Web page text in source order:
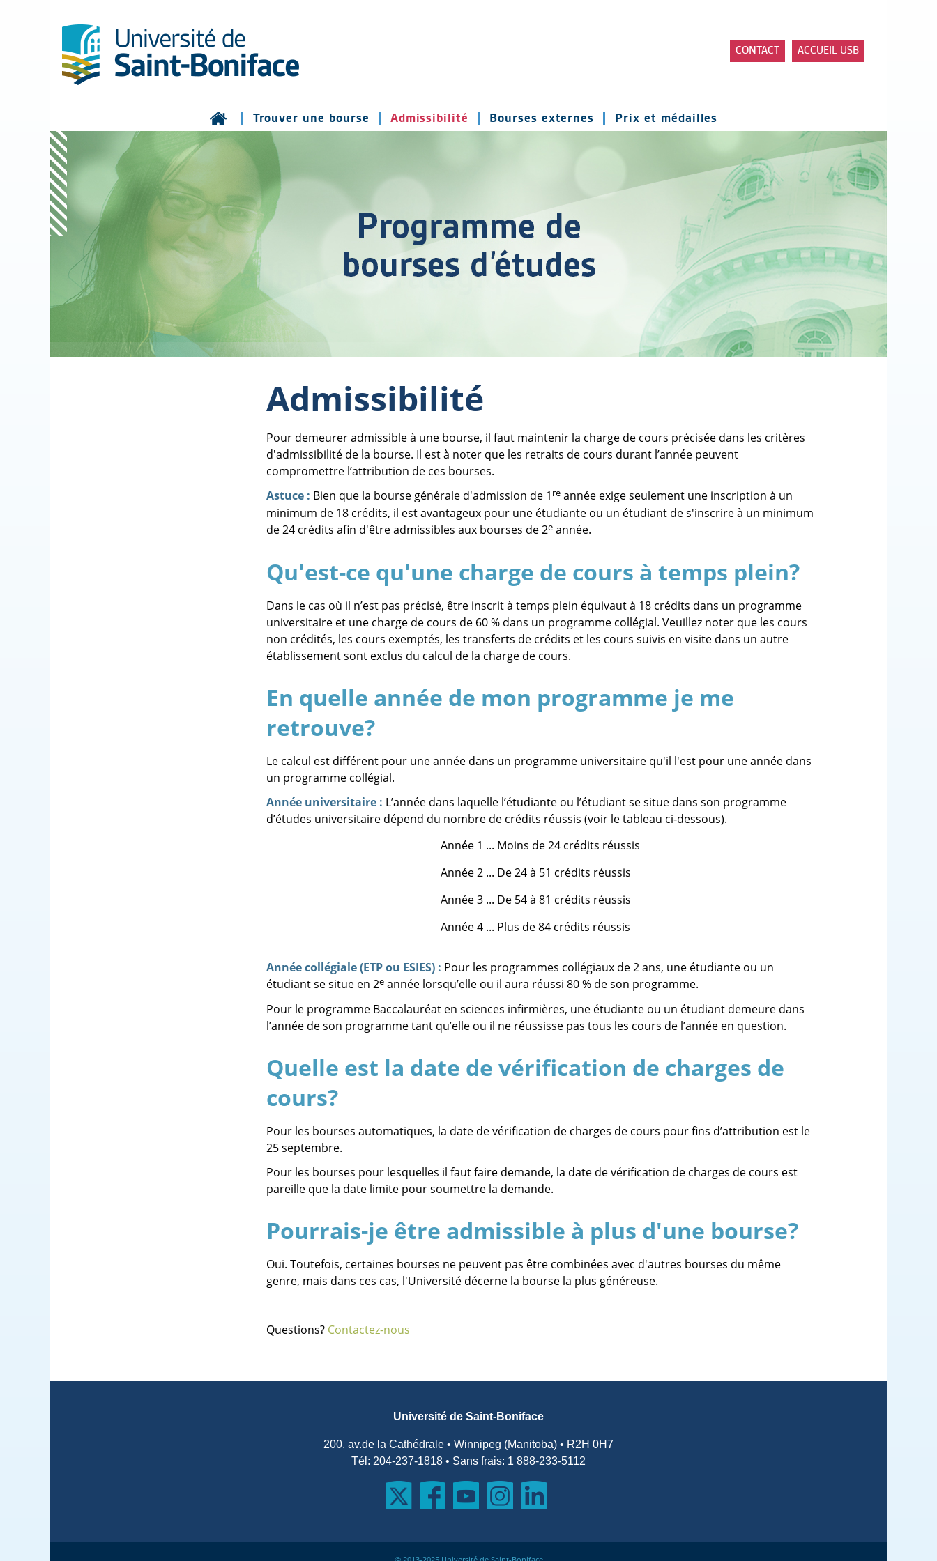
CONTACT ACCUEIL USB
Trouver une bourse Admissibilité Bourses externes Prix et médailles
Admissibilité
Pour demeurer admissible à une bourse, il faut maintenir la charge de cours précisée dans les critères
d'admissibilité de la bourse. Il est à noter que les retraits de cours durant l’année peuvent
compromettre l’attribution de ces bourses.
Astuce : Bien que la bourse générale d'admission de 1 re année exige seulement une inscription à un
minimum de 18 crédits, il est avantageux pour une étudiante ou un étudiant de s'inscrire à un minimum
de 24 crédits afin d'être admissibles aux bourses de 2e année.
Qu'est-ce qu'une charge de cours à temps plein?
Dans le cas où il n’est pas précisé, être inscrit à temps plein équivaut à 18 crédits dans un programme
universitaire et une charge de cours de 60 % dans un programme collégial. Veuillez noter que les cours
non crédités, les cours exemptés, les transferts de crédits et les cours suivis en visite dans un autre
établissement sont exclus du calcul de la charge de cours.
En quelle année de mon programme je me
retrouve?
Le calcul est différent pour une année dans un programme universitaire qu'il l'est pour une année dans
un programme collégial.
Année universitaire : L’année dans laquelle l’étudiante ou l’étudiant se situe dans son programme
d’études universitaire dépend du nombre de crédits réussis (voir le tableau ci‑dessous).
Année 1 ... Moins de 24 crédits réussis
Année 2 ... De 24 à 51 crédits réussis
Année 3 ... De 54 à 81 crédits réussis
Année 4 ... Plus de 84 crédits réussis
Année collégiale (ETP ou ESIES) : Pour les programmes collégiaux de 2 ans, une étudiante ou un
étudiant se situe en 2e année lorsqu’elle ou il aura réussi 80 % de son programme.
Pour le programme Baccalauréat en sciences infirmières, une étudiante ou un étudiant demeure dans
l’année de son programme tant qu’elle ou il ne réussisse pas tous les cours de l’année en question.
Quelle est la date de vérification de charges de
cours?
Pour les bourses automatiques, la date de vérification de charges de cours pour fins d’attribution est le
25 septembre.
Pour les bourses pour lesquelles il faut faire demande, la date de vérification de charges de cours est
pareille que la date limite pour soumettre la demande.
Pourrais-je être admissible à plus d'une bourse?
Oui. Toutefois, certaines bourses ne peuvent pas être combinées avec d'autres bourses du même
genre, mais dans ces cas, l'Université décerne la bourse la plus généreuse.
Questions? Contactez-nous
Université de Saint-Boniface
200, av.de la Cathédrale • Winnipeg (Manitoba) • R2H 0H7
Tél: 204-237-1818 • Sans frais: 1 888-233-5112